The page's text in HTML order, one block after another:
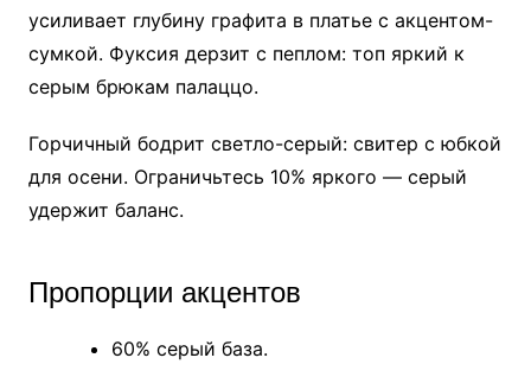
усиливает глубину графита в платье с акцентом-
сумкой. Фуксия дерзит с пеплом: топ яркий к
серым брюкам палаццо.
Горчичный бодрит светло-серый: свитер с юбкой
для осени. Ограничьтесь 10% яркого — серый
удержит баланс.
Пропорции акцентов
60% серый база.